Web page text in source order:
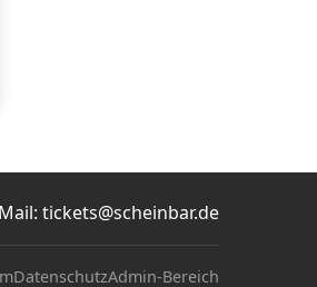
tickets@scheinbar.de
DatenschutzAdmin-Bereich